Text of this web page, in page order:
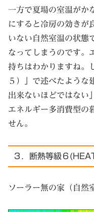
一方で夏場の室温がか
にすると冷房の効きが
いない自然室温の状態
なってしまうのです。
持ちはわかりますね。
５）」で述べたような
出来ないほどではない
エネルギー多消費型の
せん。
３．断熱等級６
ソーラー無の家（自然